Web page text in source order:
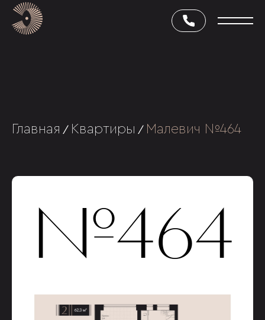
Главная / Квартиры / Малевич №464
№464